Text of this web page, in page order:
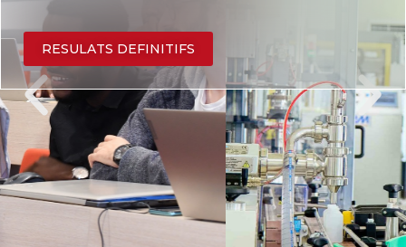
RESULATS DEFINITIFS